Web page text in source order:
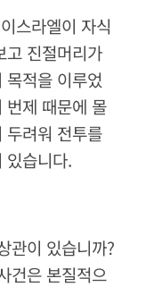
스라엘이 자식
고 진절머리가
적을 이루었
번제 때문에 몰
두려워 전투를
있습니다.
관이 있습니까?
건은 본질적으